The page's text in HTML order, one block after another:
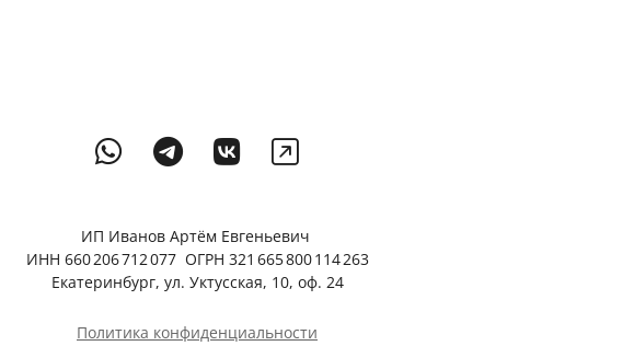
ИП Иванов Артём Евгеньевич
ИНН 660 206 712 077 ОГРН 321 665 800 114 263
Екатеринбург, ул. Уктусская, 10, оф. 24
Политика конфиденциальности